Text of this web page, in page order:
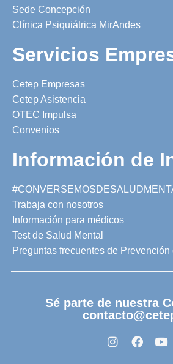
Sede Concepción
Clínica Psiquiátrica MirAndes
Servicios
Cetep Empresas
Cetep Asistencia
OTEC Impulsa
Convenios
Información de
Trabaja con nosotros
Información para médicos
Test de Salud Mental
Preguntas frecuentes de
Sé parte de nuestra